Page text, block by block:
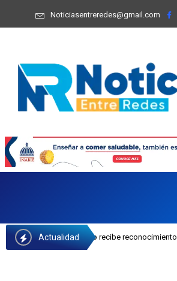
Noticiasentreredes@gmail.com
Actualidad
Castillo recibe reconocimiento en la Semana